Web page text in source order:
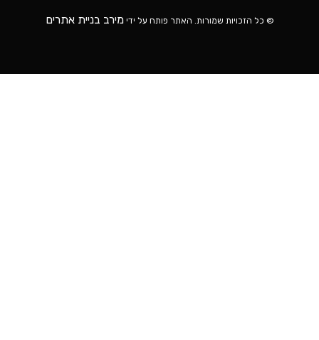
© כל הזכויות שמורות. האתר פותח על ידימירב בניית אתרים